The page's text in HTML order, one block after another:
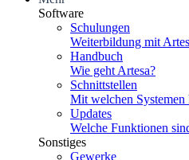
Software
Schulungen
Weiterbildung mit
Handbuch
Wie geht Artesa?
Schnittstellen
Mit welchen Systemen
Updates
Welche Funktionen
Sonstiges
Gewerke